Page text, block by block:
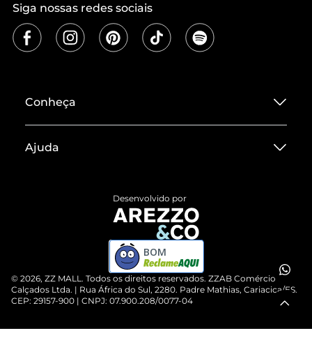
Siga nossas redes sociais
Conheça
Termos de Uso
Cartão Presente
Ajuda
Compre pelo WhatsApp
© 2026, ZZ MALL. Todos os direitos reservados. ZZAB Comércio de
Calçados Ltda. | Rua África do Sul, 2280. Padre Mathias, Cariacica/ES.
CEP: 29157-900 | CNPJ: 07.900.208/0077-04
Desenvolvido por
BOM